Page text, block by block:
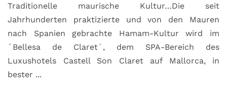
Traditionelle maurische Kultur…Die seit
Jahrhunderten praktizierte und von den Mauren
nach Spanien gebrachte Hamam-Kultur wird im
´Bellesa de Claret´, dem SPA-Bereich des
Luxushotels Castell Son Claret auf Mallorca, in
bester ...